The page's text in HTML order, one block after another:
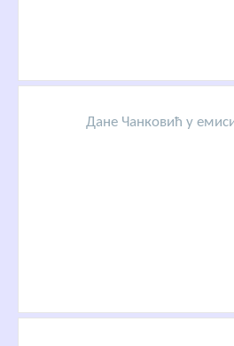
Дане Чанковић у